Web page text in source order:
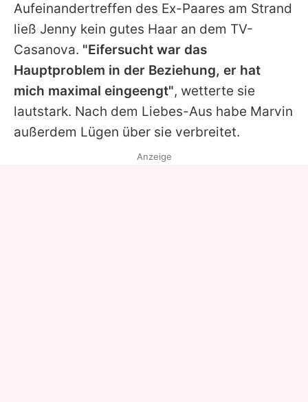
Aufeinandertreffen des Ex-Paares am Strand
ließ Jenny kein gutes Haar an dem TV-
Casanova. "Eifersucht war das
Hauptproblem in der Beziehung, er hat
mich maximal eingeengt", wetterte sie
lautstark. Nach dem Liebes-Aus habe Marvin
außerdem Lügen über sie verbreitet.
Anzeige